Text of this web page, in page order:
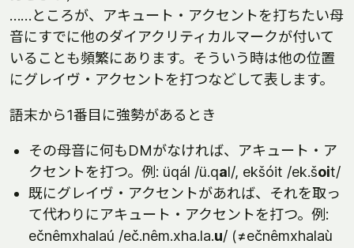
……ところが、アキュート・アクセントを打ちたい母
音にすでに他のダイアクリティカルマークが付いて
いることも頻繁にあります。そういう時は他の位置
にグレイヴ・アクセントを打つなどして表します。
語末から1番目に強勢があるとき
その母音に何もDMがなければ、アキュート・ア
クセントを打つ。例: üqál /ü.qal/, ekšóit /ek.šoit/
既にグレイヴ・アクセントがあれば、それを取っ
て代わりにアキュート・アクセントを打つ。例:
ečnêmxhalaú /eč.nêm.xha.la.u/ (≠ečnêmxhalaù